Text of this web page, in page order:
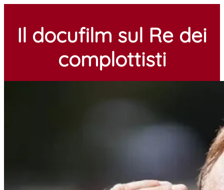
Il docufilm sul Re dei
complottisti